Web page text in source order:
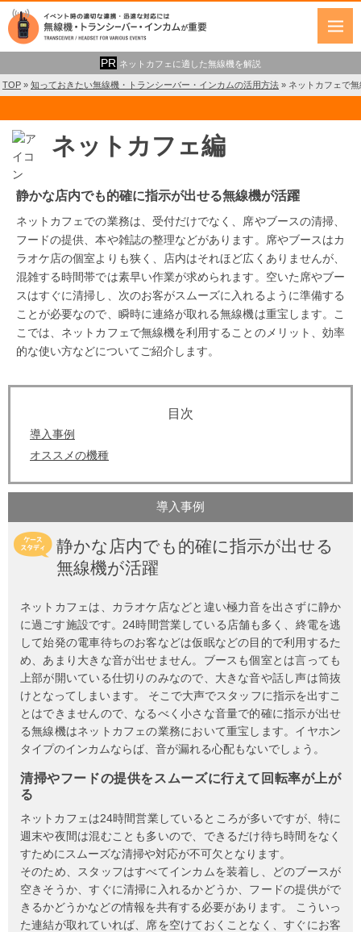
ネットカフェに適した無線機を解説
TOP » 知っておきたい無線機・トランシーバー・インカムの活用方法 » ネットカフェで
ネットカフェ編
静かな店内でも的確に指示が出せる無線機が活躍
ネットカフェでの業務は、受付だけでなく、席やブースの清掃、
フードの提供、本や雑誌の整理などがあります。席やブースはカ
ラオケ店の個室よりも狭く、店内はそれほど広くありませんが、
混雑する時間帯では素早い作業が求められます。空いた席やブー
スはすぐに清掃し、次のお客がスムーズに入れるように準備する
ことが必要なので、瞬時に連絡が取れる無線機は重宝します。こ
こでは、ネットカフェで無線機を利用することのメリット、効率
的な使い方などについてご紹介します。
導入事例
オススメの機種
導入事例
静かな店内でも的確に指示が出せる
無線機が活躍
ネットカフェは、カラオケ店などと違い極力音を出さずに静か
に過ごす施設です。24時間営業している店舗も多く、終電を逃
して始発の電車待ちのお客などは仮眠などの目的で利用するた
め、あまり大きな音が出せません。ブースも個室とは言っても
上部が開いている仕切りのみなので、大きな音や話し声は筒抜
けとなってしまいます。 そこで大声でスタッフに指示を出すこ
とはできませんので、なるべく小さな音量で的確に指示が出せ
る無線機はネットカフェの業務において重宝します。イヤホン
タイプのインカムならば、音が漏れる心配もないでしょう。
清掃やフードの提供をスムーズに行えて回転率が上が
る
ネットカフェは24時間営業しているところが多いですが、特に
週末や夜間は混むことも多いので、できるだけ待ち時間をなく
すためにスムーズな清掃や対応が不可欠となります。
そのため、スタッフはすべてインカムを装着し、どのブースが
空きそうか、すぐに清掃に入れるかどうか、フードの提供がで
きるかどうかなどの情報を共有する必要があります。 こういっ
た連結が取れていれば、席を空けておくことなく、すぐにお客